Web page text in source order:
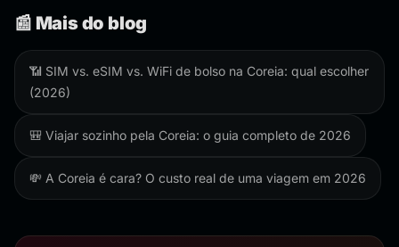
📰 Mais do blog
📶 SIM vs. eSIM vs. WiFi de bolso na Coreia: qual escolher
(2026)
🎒 Viajar sozinho pela Coreia: o guia completo de 2026
💸 A Coreia é cara? O custo real de uma viagem em 2026